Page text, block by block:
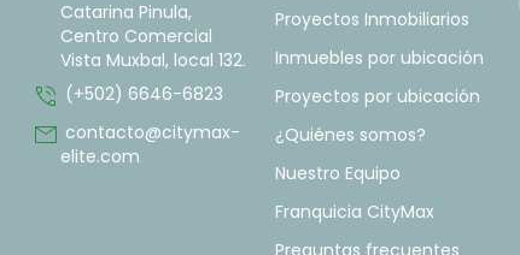
Catarina Pinula,
Centro Comercial
Vista Muxbal, local 132.
phone_in_talk (+502) 6646-6823
mail contacto@citymax-
elite.com
Proyectos Inmobiliarios
Inmuebles por ubicación
Proyectos por ubicación
¿Quiénes somos?
Nuestro Equipo
Franquicia CityMax
Preguntas frecuentes